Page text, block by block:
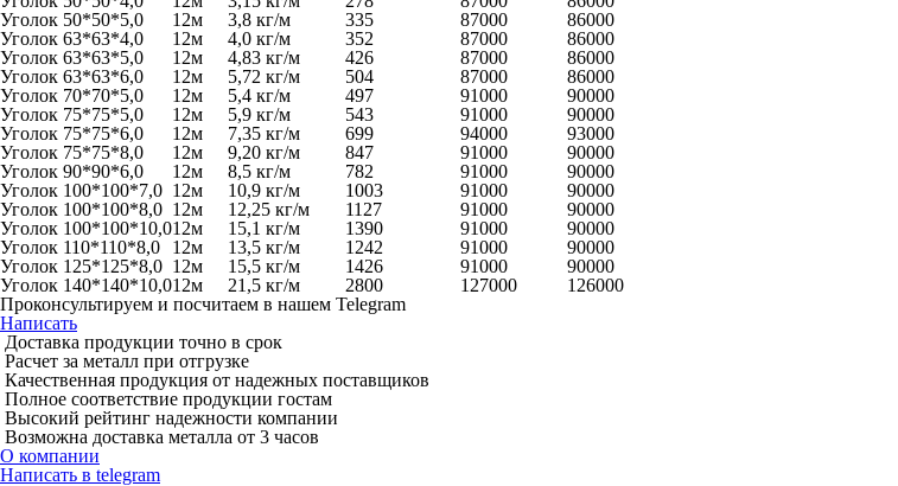
Уголок 50*50*5,0
12м 3,8 кг/м 335 87000
86000
Уголок 63*63*4,0
12м 4,0 кг/м 352 87000
86000
Уголок 63*63*5,0
12м 4,83 кг/м 426 87000
86000
Уголок 63*63*6,0
12м 5,72 кг/м 504 87000
86000
Уголок 70*70*5,0
12м 5,4 кг/м 497 91000
90000
Уголок 75*75*5,0
12м 5,9 кг/м 543 91000
90000
Уголок 75*75*6,0
12м 7,35 кг/м 699 94000
93000
Уголок 75*75*8,0
12м 9,20 кг/м 847 91000
90000
Уголок 90*90*6,0
12м 8,5 кг/м 782 91000
90000
Уголок 100*100*7,0 12м 10,9 кг/м 1003 91000
90000
Уголок 100*100*8,0 12м 12,25 кг/м 1127 91000
90000
Уголок 100*100*10,012м 15,1 кг/м 1390 91000
90000
Уголок 110*110*8,0
12м 13,5 кг/м 1242 91000
90000
Уголок 125*125*8,0 12м 15,5 кг/м 1426 91000
90000
Уголок 140*140*10,012м 21,5 кг/м 2800 127000
126000
Проконсультируем и посчитаем в нашем Telegram
Написать
Доставка продукции точно в срок
Расчет за металл при отгрузке
Качественная продукция от надежных поставщиков
Полное соответствие продукции гостам
Высокий рейтинг надежности компании
Возможна доставка металла от 3 часов
О компании
Написать в telegram